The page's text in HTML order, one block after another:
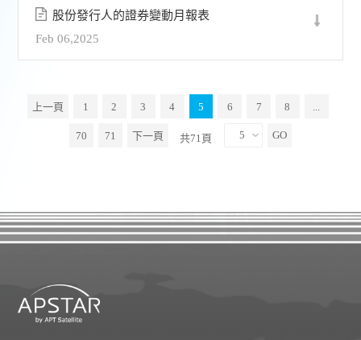
Feb 06,2025
股份發行人的證券變動月報表
上一頁 1 2 3 4 5 6 7 8
70 71 下一頁 共71頁